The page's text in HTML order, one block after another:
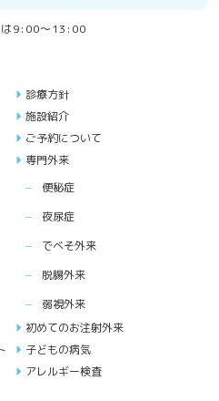
は9:00〜13:00
診療方針
施設紹介
ご予約について
専門外来
便秘症
夜尿症
でべそ外来
脱腸外来
弱視外来
初めてのお注射外来
子どもの病気
アレルギー検査